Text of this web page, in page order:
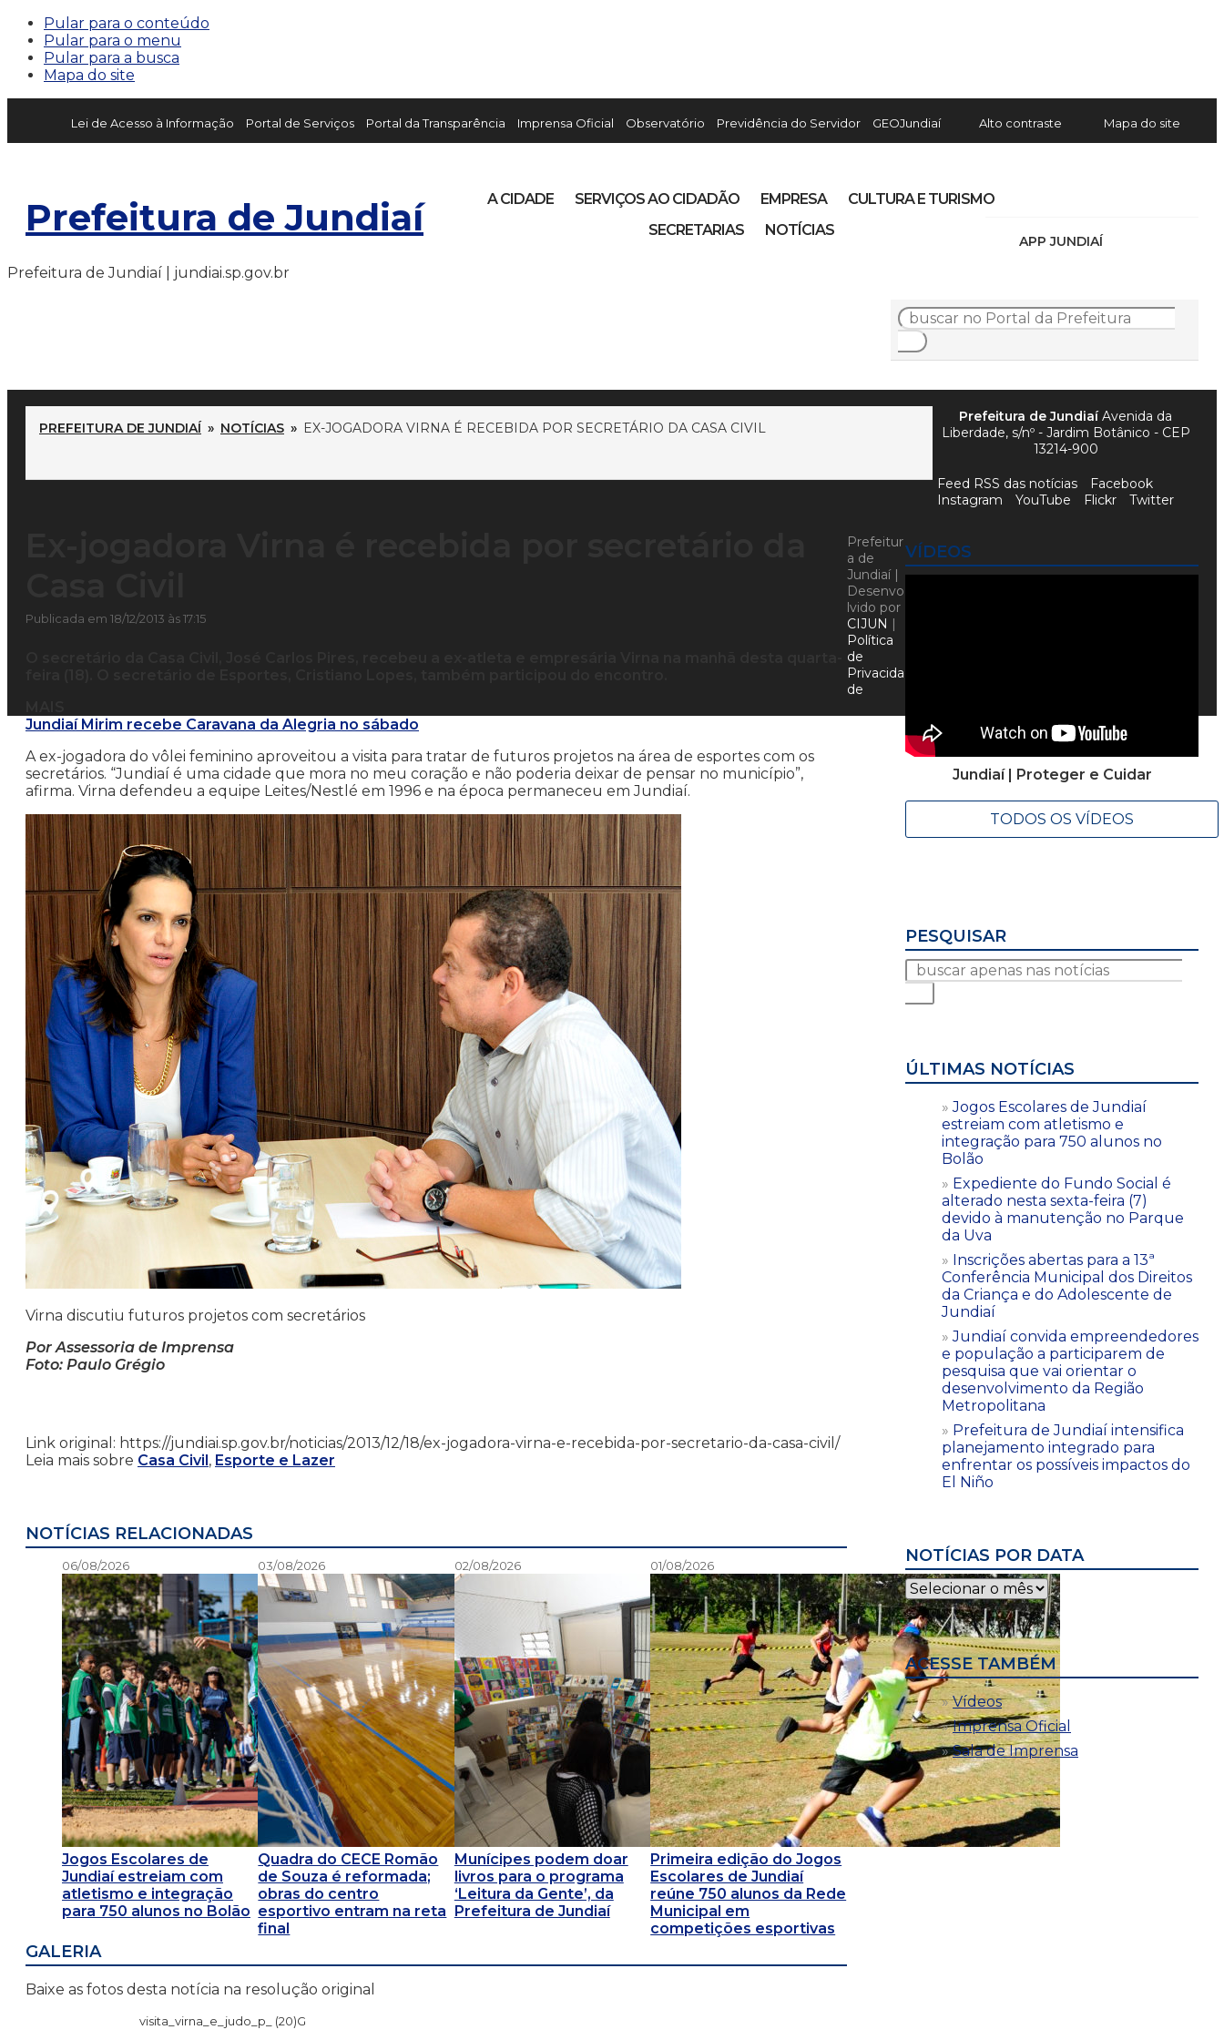
Pular para o conteúdo
Pular para o menu
Pular para a busca
Mapa do site
Lei de Acesso à Informação Portal de Serviços Portal da Transparência Imprensa Oficial Observatório Previdência do Servidor GEOJundiaí Alto contraste Mapa do site
Prefeitura de Jundiaí
APP JUNDIAÍ
A CIDADE SERVIÇOS AO CIDADÃO EMPRESA
CULTURA E TURISMO
SECRETARIAS
NOTÍCIAS
Prefeitura de Jundiaí | jundiai.sp.gov.br
PREFEITURA DE JUNDIAÍ » NOTÍCIAS » EX-JOGADORA VIRNA É RECEBIDA POR SECRETÁRIO DA CASA CIVIL
Publicada em 18/12/2013 às 17:15
Jundiaí Mirim recebe Caravana da Alegria no sábado
A ex-jogadora do vôlei feminino aproveitou a visita para tratar de futuros projetos na área de esportes com os
secretários. “Jundiaí é uma cidade que mora no meu coração e não poderia deixar de pensar no município”,
afirma. Virna defendeu a equipe Leites/Nestlé em 1996 e na época permaneceu em Jundiaí.
Virna discutiu futuros projetos com secretários
Por Assessoria de Imprensa
Foto: Paulo Grégio
Link original: https://jundiai.sp.gov.br/noticias/2013/12/18/ex-jogadora-virna-e-recebida-por-secretario-da-casa-civil/
Leia mais sobre Casa Civil, Esporte e Lazer
NOTÍCIAS RELACIONADAS
06/08/2026
Jogos Escolares de
Jundiaí estreiam com
atletismo e integração
para 750 alunos no Bolão
03/08/2026
Quadra do CECE Romão
de Souza é reformada;
obras do centro
esportivo entram na reta
final
02/08/2026
Munícipes podem doar
livros para o programa
‘Leitura da Gente’, da
Prefeitura de Jundiaí
01/08/2026
Primeira edição do Jogos
Escolares de Jundiaí
reúne 750 alunos da Rede
Municipal em
competições esportivas
GALERIA
Baixe as fotos desta notícia na resolução original
visita_virna_e_judo_p_ (20)G
VÍDEOS
Jundiaí | Proteger e Cuidar
TODOS OS VÍDEOS
PESQUISAR
ÚLTIMAS NOTÍCIAS
Jogos Escolares de Jundiaí
estreiam com atletismo e
integração para 750 alunos no
Bolão
Expediente do Fundo Social é
alterado nesta sexta-feira (7)
devido à manutenção no Parque
da Uva
Inscrições abertas para a 13ª
Conferência Municipal dos Direitos
da Criança e do Adolescente de
Jundiaí
Jundiaí convida empreendedores
e população a participarem de
pesquisa que vai orientar o
desenvolvimento da Região
Metropolitana
Prefeitura de Jundiaí intensifica
planejamento integrado para
enfrentar os possíveis impactos do
El Niño
NOTÍCIAS POR DATA
Notícias
por
data
ACESSE TAMBÉM
Vídeos
Imprensa Oficial
Sala de Imprensa
Prefeitura de JundiaíAvenida da
Liberdade, s/nº - Jardim Botânico - CEP
13214-900
Feed RSS das notícias
Facebook
Instagram
YouTube Flickr Twitter
Prefeitur
a de
Jundiaí |
Desenvo
lvido por
CIJUN |
Política
de
Privacida
de